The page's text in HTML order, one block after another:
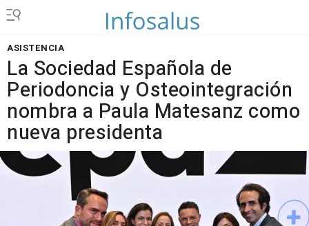
ASISTENCIA
La Sociedad Española de
Periodoncia y Osteointegración
nombra a Paula Matesanz como
nueva presidenta